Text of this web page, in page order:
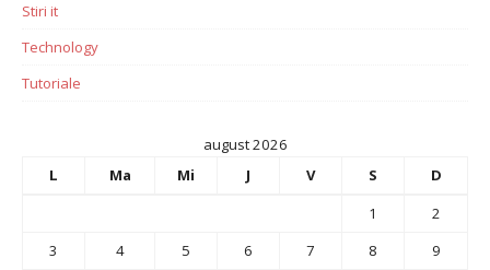
Stiri it
Technology
Tutoriale
august 2026
L
Ma Mi J V S
D
1
2
3
4 5 6 7 8
9